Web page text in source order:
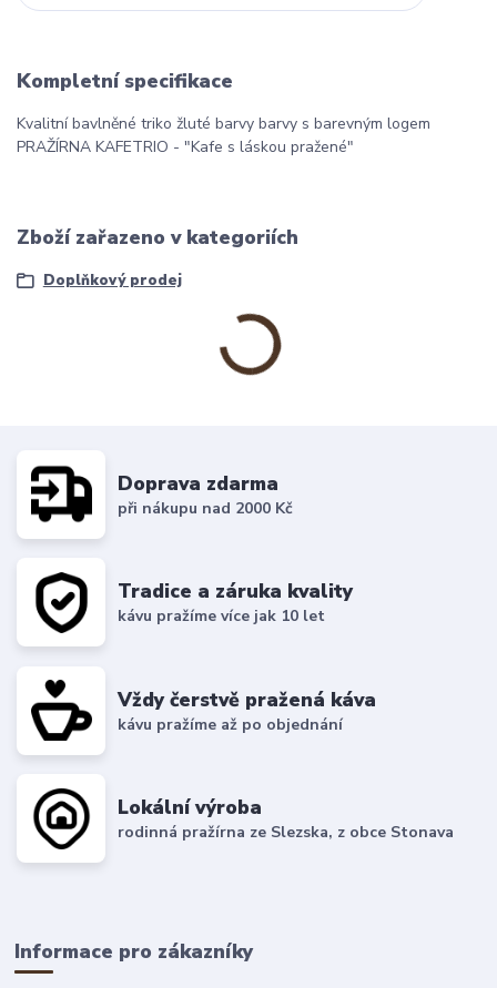
Kompletní specifikace
Kvalitní bavlněné triko žluté barvy barvy s barevným logem
PRAŽÍRNA KAFETRIO - "Kafe s láskou pražené"
Zboží zařazeno v kategoriích
Doplňkový prodej
Doprava zdarma
při nákupu nad 2000 Kč
Tradice a záruka kvality
kávu pražíme více jak 10 let
Vždy čerstvě pražená káva
kávu pražíme až po objednání
Lokální výroba
rodinná pražírna ze Slezska, z obce Stonava
Informace pro zákazníky